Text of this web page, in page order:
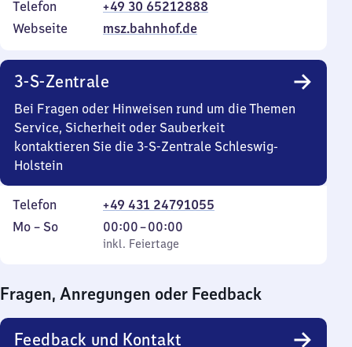
Telefon
+49 30 65212888
Webseite
msz.bahnhof.de
3-S-Zentrale
Bei Fragen oder Hinweisen rund um die Themen
Service, Sicherheit oder Sauberkeit
kontaktieren Sie die 3-S-Zentrale Schleswig-
Holstein
Telefon
+49 431 24791055
Montag
Mo – So,
inkl. Feiertage
00:00–00:00
Von
0
0
Uhr
inkl. Feiertage
Fragen, Anregungen oder Feedback
Feedback und Kontakt